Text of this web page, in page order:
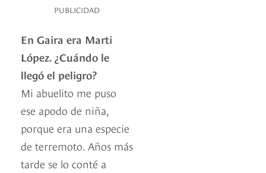
PUBLICIDAD
En Gaira era Marti
López. ¿Cuándo le
llegó el peligro?
Mi abuelito me puso
ese apodo de niña,
porque era una especie
de terremoto. Años más
tarde se lo conté a